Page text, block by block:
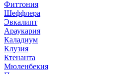
Фиттония
Шеффлера
Эвкалипт
Араукария
Каладиум
Клузия
Ктенанта
Мюленбекия